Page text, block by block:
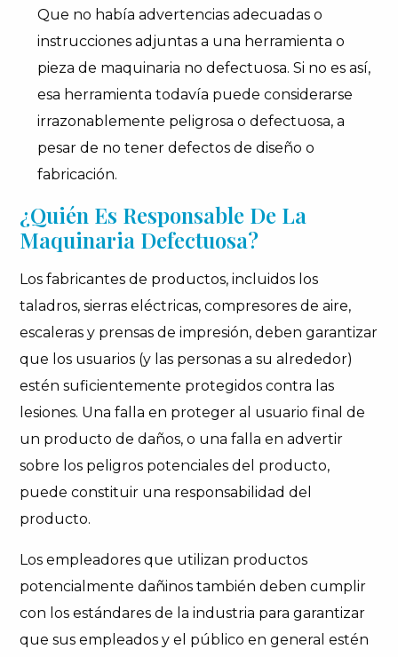
Que no había advertencias adecuadas o
instrucciones adjuntas a una herramienta o
pieza de maquinaria no defectuosa. Si no es así,
esa herramienta todavía puede considerarse
irrazonablemente peligrosa o defectuosa, a
pesar de no tener defectos de diseño o
fabricación.
¿Quién Es Responsable De La
Maquinaria Defectuosa?
Los fabricantes de productos, incluidos los
taladros, sierras eléctricas, compresores de aire,
escaleras y prensas de impresión, deben garantizar
que los usuarios (y las personas a su alrededor)
estén suficientemente protegidos contra las
lesiones. Una falla en proteger al usuario final de
un producto de daños, o una falla en advertir
sobre los peligros potenciales del producto,
puede constituir una responsabilidad del
producto.
Los empleadores que utilizan productos
potencialmente dañinos también deben cumplir
con los estándares de la industria para garantizar
que sus empleados y el público en general estén